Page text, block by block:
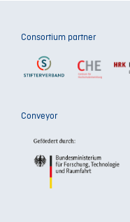
Consortium partner
Conveyor